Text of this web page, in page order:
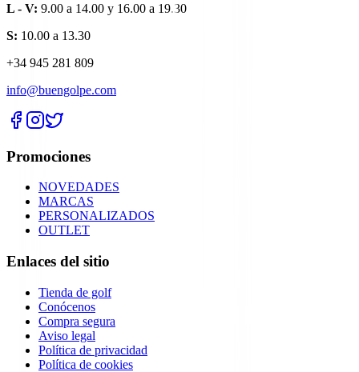
L - V: 9.00 a 14.00 y 16.00 a 19.30
S: 10.00 a 13.30
+34 945 281 809
info@buengolpe.com
Promociones
NOVEDADES
MARCAS
PERSONALIZADOS
OUTLET
Enlaces del sitio
Tienda de golf
Conócenos
Compra segura
Aviso legal
Política de privacidad
Política de cookies